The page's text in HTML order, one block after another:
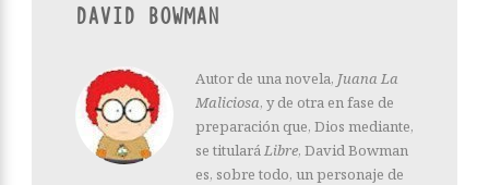
DAVID BOWMAN
Autor de una novela, Juana La
Maliciosa, y de otra en fase de
preparación que, Dios mediante,
se titularáLibre, David Bowman
es, sobre todo, un personaje de